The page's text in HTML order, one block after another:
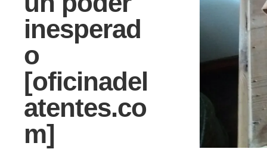
inesperad
o
[oficinadel
atentes.co
m]